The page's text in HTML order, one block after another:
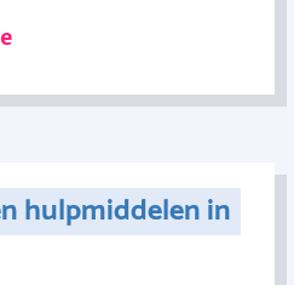
hulpmiddelen in